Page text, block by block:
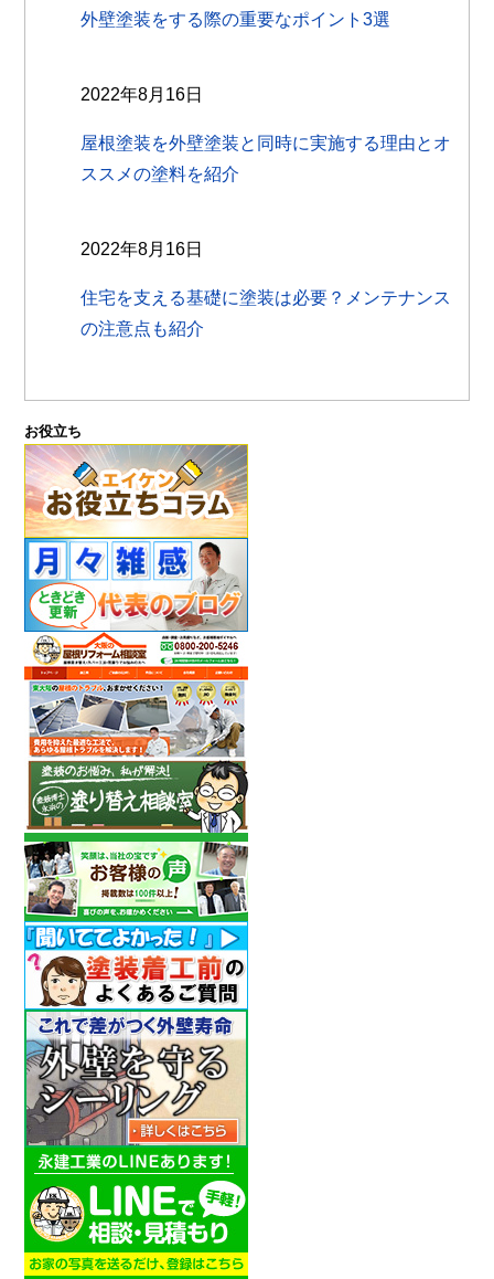
外壁塗装をする際の重要なポイント3選
2022年8月16日
屋根塗装を外壁塗装と同時に実施する理由とオ
ススメの塗料を紹介
2022年8月16日
住宅を支える基礎に塗装は必要？メンテナンス
の注意点も紹介
お役立ち